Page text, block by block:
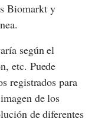
Biomarkty
según el
etc. Puede
registrados para
de los
de diferentes